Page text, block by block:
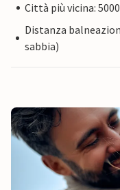
Città più vicina:
Distanza
sabbia)